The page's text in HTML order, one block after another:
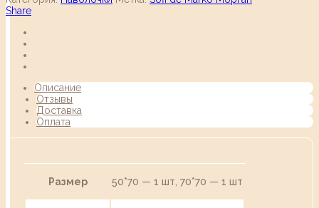
Share
Описание
Отзывы
Доставка
Оплата
Размер 50*70 — 1 шт, 70*70 — 1 шт